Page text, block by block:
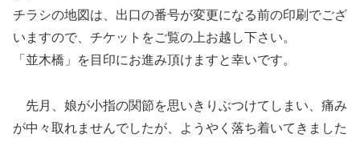
チラシの地図は、出口の番号が変更になる前の印刷でござ
いますので、チケットをご覧の上お越し下さい。
「並木橋」を目印にお進み頂けますと幸いです。
先月、娘が小指の関節を思いきりぶつけてしまい、痛み
が中々取れませんでしたが、ようやく落ち着いてきました